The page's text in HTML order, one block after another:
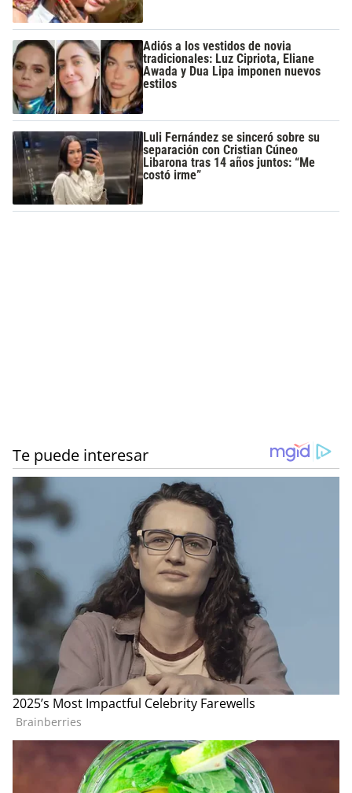
Adiós a los vestidos de novia
tradicionales: Luz Cipriota, Eliane
Awada y Dua Lipa imponen nuevos
estilos
Luli Fernández se sinceró sobre su
separación con Cristian Cúneo
Libarona tras 14 años juntos: “Me
costó irme”